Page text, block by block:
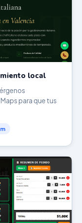
local
para que tus